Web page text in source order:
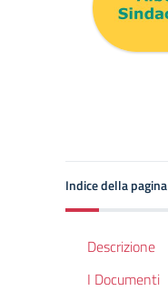
Indice della pagina
Descrizione
I Documenti